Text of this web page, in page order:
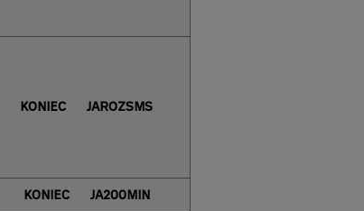
KONIEC JAROZSMS
KONIEC JA200MIN